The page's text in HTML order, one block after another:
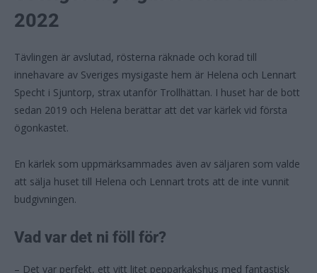
2022
Tävlingen är avslutad, rösterna räknade och korad till
innehavare av Sveriges mysigaste hem är Helena och Lennart
Specht i Sjuntorp, strax utanför Trollhättan. I huset har de bott
sedan 2019 och Helena berättar att det var kärlek vid första
ögonkastet.
En kärlek som uppmärksammades även av säljaren som valde
att sälja huset till Helena och Lennart trots att de inte vunnit
budgivningen.
Vad var det ni föll för?
– Det var perfekt, ett vitt litet pepparkakshus med fantastisk